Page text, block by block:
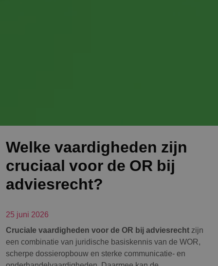
Welke vaardigheden zijn
cruciaal voor de OR bij
adviesrecht?
25 juni 2026
Cruciale vaardigheden voor de OR bij adviesrechtzijn
een combinatie van juridische basiskennis van de WOR,
scherpe dossieropbouw en sterke communicatie- en